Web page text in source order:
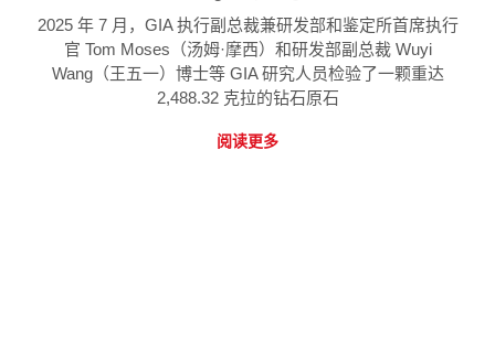
2025 年 7 月，GIA 执行副总裁兼研发部和鉴定所首席执行
官 Tom Moses（汤姆·摩西）和研发部副总裁 Wuyi
Wang（王五一）博士等 GIA 研究人员检验了一颗重达
2,488.32 克拉的钻石原石
阅读更多